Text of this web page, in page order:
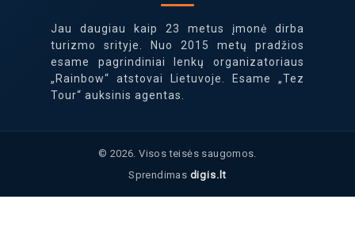
Jau daugiau kaip 23 metus įmonė dirba
turizmo srityje. Nuo 2015 metų pradžios
esame pagrindiniai lenkų organizatoriaus
„Rainbow“ atstovai Lietuvoje. Esame „Tez
Tour“ auksinis agentas.
© 2026. Visos teisės saugomos.
Sprendimas digis.lt